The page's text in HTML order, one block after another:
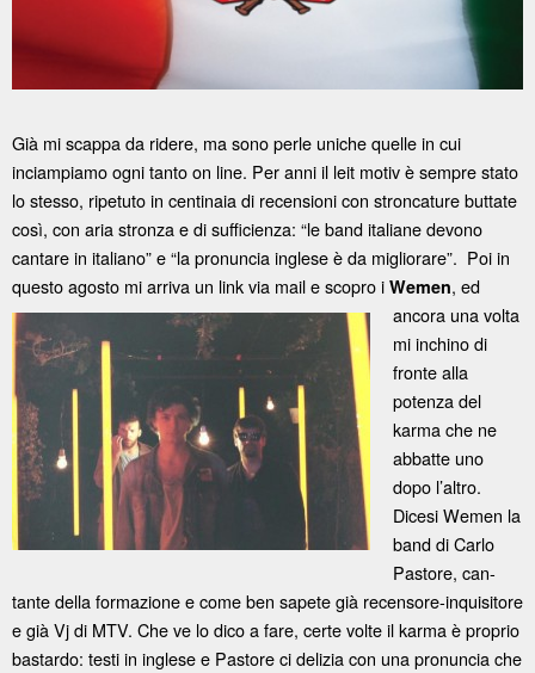
Già mi scappa da ridere, ma sono perle uniche quelle in cui
inciampiamo ogni tanto on line. Per anni il leit motiv è sempre stato
lo stesso, ripetuto in centinaia di recensioni con stroncature buttate
così, con aria stronza e di sufficienza: “le band italiane devono
cantare in italiano” e “la pronuncia inglese è da migliorare”. Poi in
questo agosto mi arriva un link via mail e scopro i Wemen, ed
ancora una volta
mi inchino di
fronte alla
potenza del
karma che ne
abbatte uno
dopo l’altro.
Dicesi Wemen la
band di Carlo
Pastore, can-
tante della formazione e come ben sapete già recensore-inquisitore
e già Vj di MTV. Che ve lo dico a fare, certe volte il karma è proprio
bastardo: testi in inglese e Pastore ci delizia con una pronuncia che